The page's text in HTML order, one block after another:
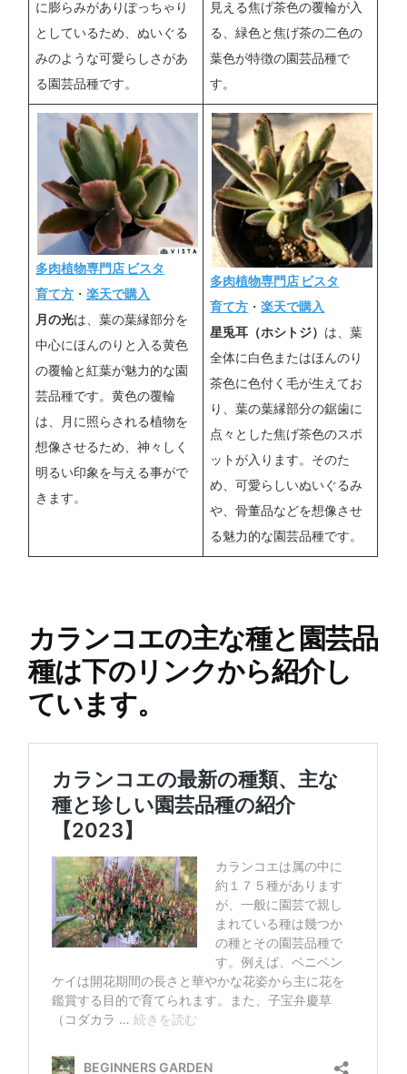
に膨らみがありぽっちゃり
としているため、ぬいぐる
みのような可愛らしさがあ
る園芸品種です。
見える焦げ茶色の覆輪が入
る、緑色と焦げ茶の二色の
葉色が特徴の園芸品種で
す。
多肉植物専門店 ビスタ
育て方 ・楽天で購入
月の光は、葉の葉縁部分を
中心にほんのりと入る黄色
の覆輪と紅葉が魅力的な園
芸品種です。黄色の覆輪
は、月に照らされる植物を
想像させるため、神々しく
明るい印象を与える事がで
きます。
多肉植物専門店 ビスタ
育て方 ・楽天で購入
星兎耳（ホシトジ） は、葉
全体に白色またはほんのり
茶色に色付く毛が生えてお
り、葉の葉縁部分の鋸歯に
点々とした焦げ茶色のスポ
ットが入ります。そのた
め、可愛らしいぬいぐるみ
や、骨董品などを想像させ
る魅力的な園芸品種です。
カランコエの主な種と園芸品
種は下のリンクから紹介し
ています。